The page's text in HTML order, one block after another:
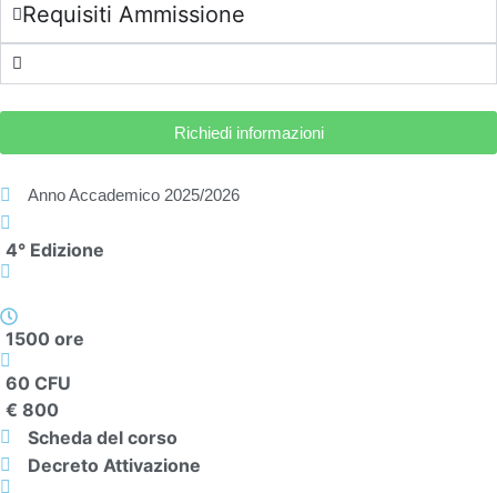
Requisiti Ammissione
Richiedi informazioni
Anno Accademico 2025/2026
4° Edizione
1500 ore
60 CFU
€ 800
Scheda del corso
Decreto Attivazione